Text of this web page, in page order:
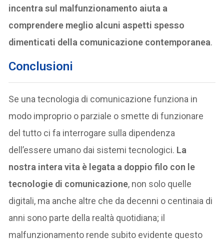
incentra sul malfunzionamento aiuta a
comprendere meglio alcuni aspetti spesso
dimenticati della comunicazione contemporanea.
Conclusioni
Se una tecnologia di comunicazione funziona in
modo improprio o parziale o smette di funzionare
del tutto ci fa interrogare sulla dipendenza
dell’essere umano dai sistemi tecnologici. La
nostra intera vita è legata a doppio filo con le
tecnologie di comunicazione, non solo quelle
digitali, ma anche altre che da decenni o centinaia di
anni sono parte della realtà quotidiana; il
malfunzionamento rende subito evidente questo